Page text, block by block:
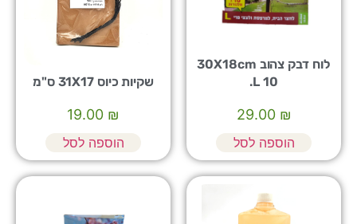
לוח דבק צהוב 30X18cm
L 10.
₪
29.00
הוספה לסל
שקיות כיוס 31X17 ס"מ
₪
הוספה לסל